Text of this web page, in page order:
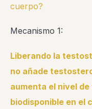
cuerpo?
Mecanismo 1:
Liberando la
no añade
aumenta el nivel
biodisponible en el